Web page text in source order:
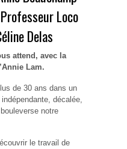
Loco
Delas
attend, avec la
Lam.
de 30 ans dans un
décalée,
notre
le travail de